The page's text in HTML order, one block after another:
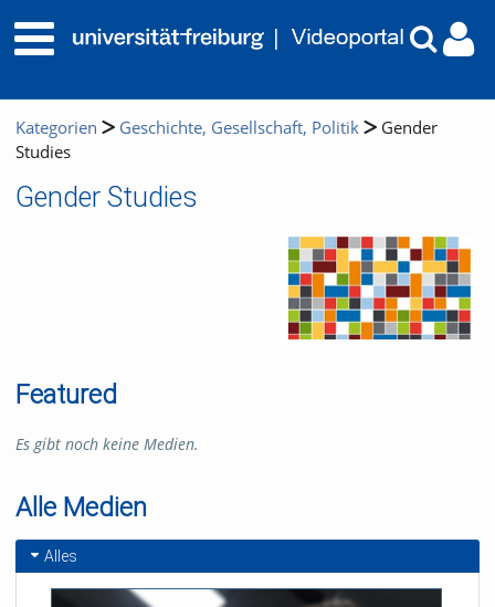
Kategorien Geschichte, Gesellschaft, Politik
Gender
Studies
Gender Studies
Featured
Es gibt noch keine Medien.
Alle Medien
Alles